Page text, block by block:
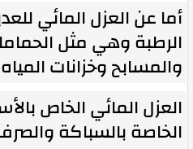
أما عن العزل المائي
الرطبة وهي مثل
والمسابح وخزانات
العزل المائي الخاص
الخاصة بالسباكة